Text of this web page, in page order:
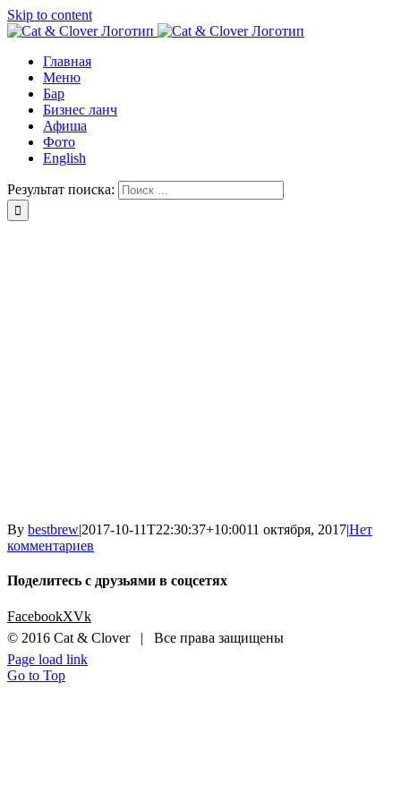
Skip to content
Главная
Меню
Бар
Бизнес ланч
Афиша
Фото
English
Результат поиска:
By bestbrew|2017-10-11T22:30:37+10:0011 октября, 2017|Нет
комментариев
Поделитесь с друзьями в соцсетях
FacebookXVk
© 2016 Cat & Clover | Все права защищены
Page load link
Go to Top